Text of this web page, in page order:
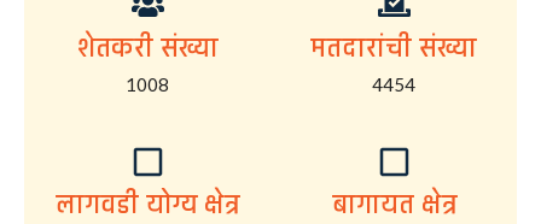
शेतकरी संख्या
1008
मतदारांची संख्या
4454
लागवडी योग्य क्षेत्र बागायत क्षेत्र